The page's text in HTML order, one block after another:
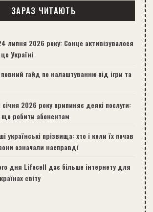
ЗАРАЗ ЧИТАЮТЬ
липня 2026 року: Сонце активізувалося
Україні
гайд по налаштуванню під ігри та
січня 2026 року припиняє деякі послуги:
робити абонентам
українські прізвища: хто і коли їх почав
означали насправді
дня Lifecell дає більше інтернету для
світу